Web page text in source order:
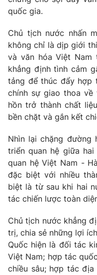
quốc gia.
Chủ tịch nước nhấn
không chỉ là dịp giới
và văn hóa Việt Nam
khẳng định tình cảm
tảng để thúc đẩy hợp
chính sự giao thoa về
hồn trở thành chất
bền chặt và gắn kết
Nhìn lại chặng đường
triển quan hệ giữa
quan hệ Việt Nam -
đặc biệt với nhiều
biệt là từ sau khi hai
tác chiến lược toàn
Chủ tịch nước khẳng
trị, chia sẻ những lợi
Quốc hiện là đối tác
Việt Nam; hợp tác
chiều sâu; hợp tác